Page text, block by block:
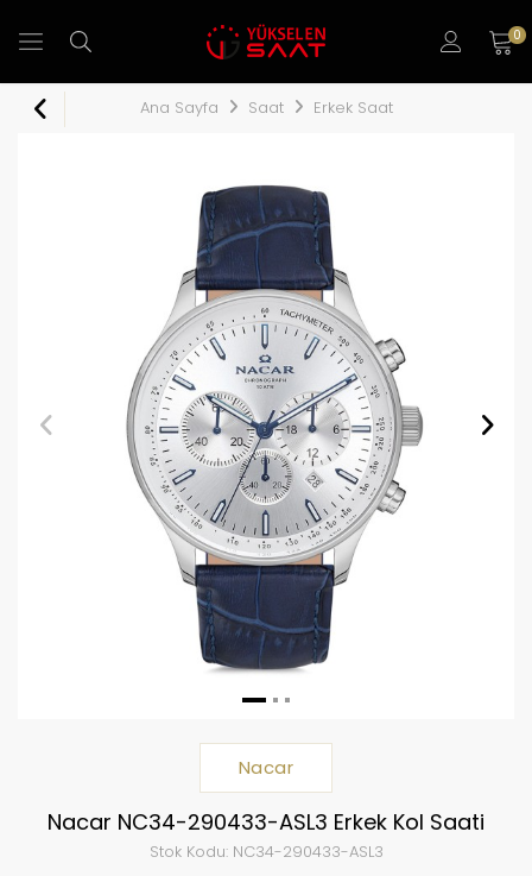
0
Ana Sayfa Saat Erkek Saat
Nacar
Nacar NC34-290433-ASL3 Erkek Kol Saati
Stok Kodu:NC34-290433-ASL3